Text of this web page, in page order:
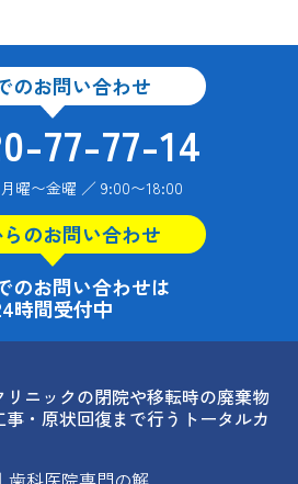
のお問い合わせ
77-77-14
曜〜金曜 ／ 9:00〜18:00
らのお問い合わせ
のお問い合わせは
時間受付中
ニックの閉院や移転時の廃棄物
・原状回復まで行うトータルカ